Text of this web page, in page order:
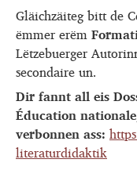
Gläichzäiteg bitt de
ëmmer erëm
Lëtzebuerger
secondaire un.
Dir fannt all eis
Éducation
verbonnen ass:
literaturdidaktik